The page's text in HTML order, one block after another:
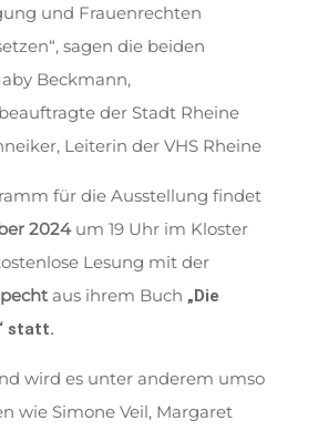
und Frauenrechten
sagen die beiden
Beckmann,
der Stadt Rheine
Leiterin der VHS Rheine
für die Ausstellung findet
2024um 19 Uhr im Kloster
Lesung mit der
aus ihrem Buch „Die
statt.
wird es unter anderem umso
wie Simone Veil, Margaret